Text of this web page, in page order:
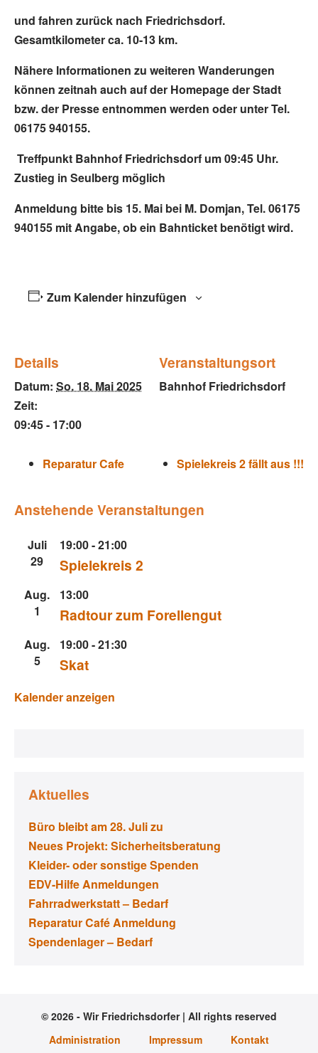
und fahren zurück nach Friedrichsdorf.
Gesamtkilometer ca. 10-13 km.
Nähere Informationen zu weiteren Wanderungen
können zeitnah auch auf der Homepage der Stadt
bzw. der Presse entnommen werden oder unter Tel.
06175 940155.
Treffpunkt Bahnhof Friedrichsdorf um 09:45 Uhr.
Zustieg in Seulberg möglich
Anmeldung bitte bis 15. Mai bei M. Domjan, Tel. 06175
940155 mit Angabe, ob ein Bahnticket benötigt wird.
Zum Kalender hinzufügen
Details
Datum: So. 18. Mai 2025
Zeit:
09:45 - 17:00
Veranstaltungsort
Bahnhof Friedrichsdorf
Reparatur Cafe Spielekreis 2 fällt aus !!!
Anstehende Veranstaltungen
Juli
29
19:00-21:00
Spielekreis 2
Aug.
1
13:00
Radtour zum Forellengut
Aug.
5
19:00-21:30
Skat
Kalender anzeigen
Aktuelles
Büro bleibt am 28. Juli zu
Neues Projekt: Sicherheitsberatung
Kleider- oder sonstige Spenden
EDV-Hilfe Anmeldungen
Fahrradwerkstatt – Bedarf
Reparatur Café Anmeldung
Spendenlager – Bedarf
© 2026 - Wir Friedrichsdorfer | All rights reserved
Administration
Impressum Kontakt